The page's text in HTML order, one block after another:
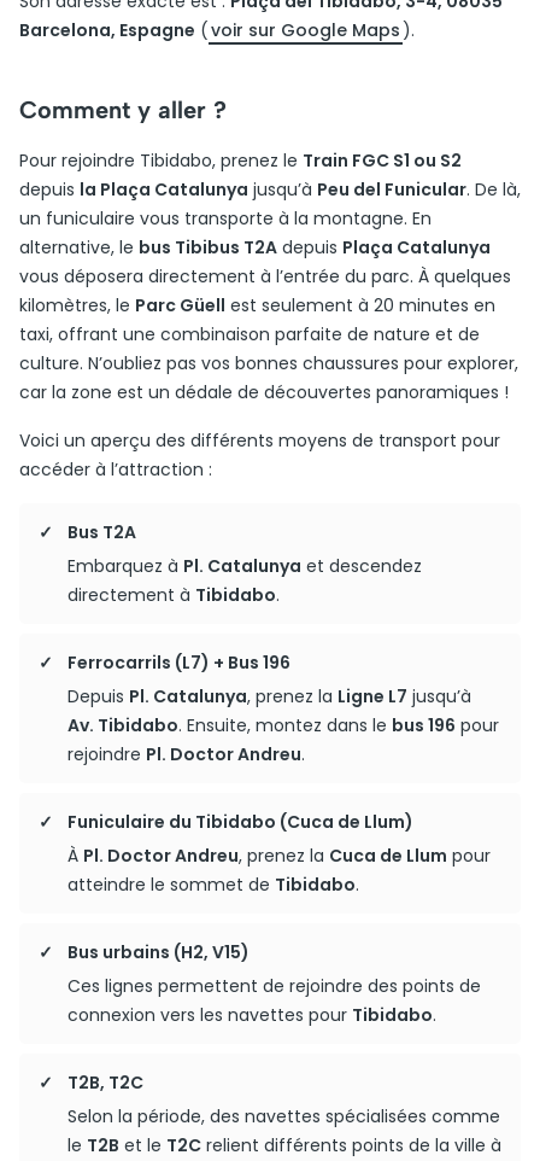
Barcelona, Espagne (voir sur Google Maps ).
Comment y aller ?
Pour rejoindre Tibidabo, prenez le Train FGC S1 ou S2
depuis la Plaça Catalunya jusqu’à Peu del Funicular. De là,
un funiculaire vous transporte à la montagne. En
alternative, le bus Tibibus T2A depuis Plaça Catalunya
vous déposera directement à l’entrée du parc. À quelques
kilomètres, le Parc Güell est seulement à 20 minutes en
taxi, offrant une combinaison parfaite de nature et de
culture. N’oubliez pas vos bonnes chaussures pour explorer,
car la zone est un dédale de découvertes panoramiques !
Voici un aperçu des différents moyens de transport pour
accéder à l’attraction :
Bus T2A
Embarquez à Pl. Catalunya et descendez
directement à Tibidabo.
Ferrocarrils (L7) + Bus 196
Depuis Pl. Catalunya, prenez la Ligne L7 jusqu’à
Av. Tibidabo. Ensuite, montez dans le bus 196 pour
rejoindre Pl. Doctor Andreu.
Funiculaire du Tibidabo (Cuca de Llum)
À Pl. Doctor Andreu, prenez la Cuca de Llum pour
atteindre le sommet de Tibidabo.
Bus urbains (H2, V15)
Ces lignes permettent de rejoindre des points de
connexion vers les navettes pour Tibidabo.
T2B, T2C
Selon la période, des navettes spécialisées comme
le T2B et le T2C relient différents points de la ville à